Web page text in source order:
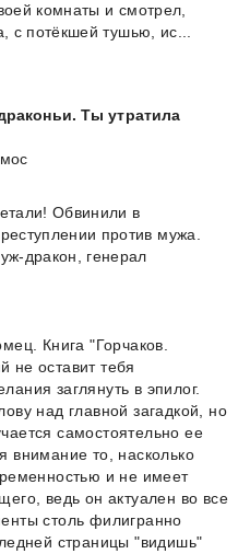
комнаты и смотрел,
с потёкшей тушью, ис...
Ты утратила
Обвинили в
против мужа.
дракон, генерал
Книга "Горчаков.
не оставит тебя
заглянуть в эпилог.
над главной загадкой, но
самостоятельно ее
внимание то, насколько
и не имеет
ведь он актуален во все
столь филигранно
страницы "видишь"